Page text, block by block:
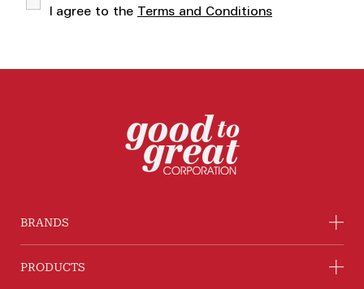
I agree to the Terms and Conditions
BRANDS
PRODUCTS